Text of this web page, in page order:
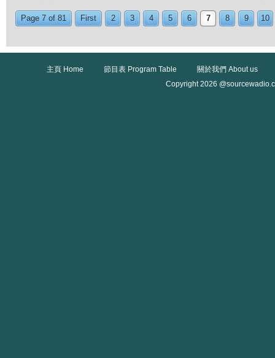
Page 7 of 81 First 2 3 4 5 6 7 8 9 10
主頁 Home 節目表 Program Table
關於我們 About us
Copyright 2026